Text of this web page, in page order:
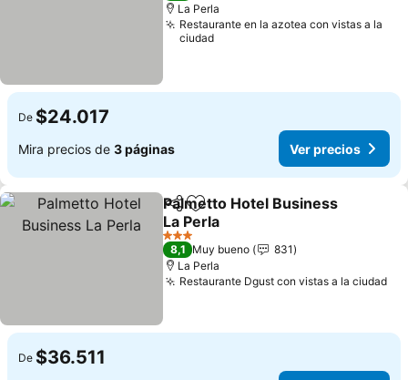
La Perla
Restaurante en la azotea con vistas a la
ciudad
De $24.017
Mira precios de 3 páginas Ver precios
CompartirAgregar a favoritos
Palmetto Hotel Business
La Perla
3 Estrellas
8,1 Muy bueno
831
La Perla
Restaurante Dgust con vistas a la ciudad
De $36.511